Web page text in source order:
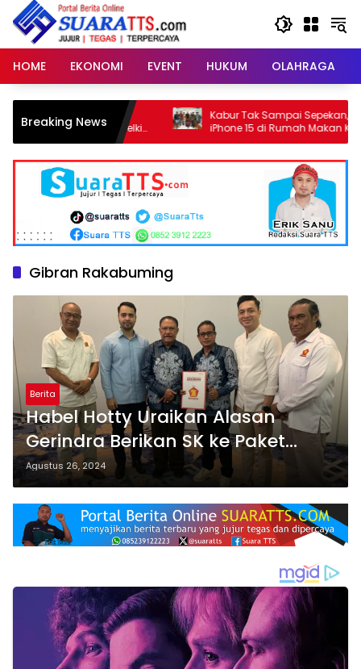
Langsung
konten
HOME
EKONOMI EVENT HUKUM OLAHRAGA
Breaking News
Percepatan
Gubernur Melki
Kabur Tak Sampai Sepekan, Pencuri
iPhone 15 di Rumah Makan Km 3 Soe
Dibekuk Tim URC Resmob Polres TTS
Gibran Rakabuming
Berita
Habel Hotty Uraikan Alasan
Gerindra Berikan SK ke Paket
BUMY, Mulai PAD Hingga
Sukseskan Program Prabowo
Agustus 26, 2024